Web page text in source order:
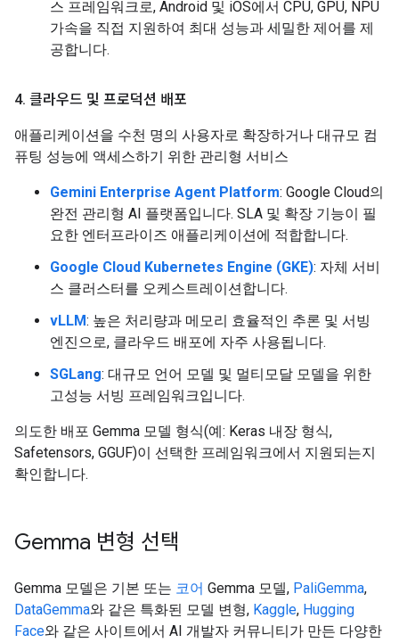
스 프레임워크로, Android 및 iOS에서 CPU, GPU, NPU
가속을 직접 지원하여 최대 성능과 세밀한 제어를 제
공합니다.
4. 클라우드 및 프로덕션 배포
애플리케이션을 수천 명의 사용자로 확장하거나 대규모 컴
퓨팅 성능에 액세스하기 위한 관리형 서비스
Gemini Enterprise Agent Platform: Google Cloud의
완전 관리형 AI 플랫폼입니다. SLA 및 확장 기능이 필
요한 엔터프라이즈 애플리케이션에 적합합니다.
Google Cloud Kubernetes Engine (GKE): 자체 서비
스 클러스터를 오케스트레이션합니다.
vLLM: 높은 처리량과 메모리 효율적인 추론 및 서빙
엔진으로, 클라우드 배포에 자주 사용됩니다.
SGLang: 대규모 언어 모델 및 멀티모달 모델을 위한
고성능 서빙 프레임워크입니다.
의도한 배포 Gemma 모델 형식(예: Keras 내장 형식,
Safetensors, GGUF)이 선택한 프레임워크에서 지원되는지
확인합니다.
Gemma 변형 선택
Gemma 모델은 기본 또는 코어 Gemma 모델, PaliGemma,
DataGemma와 같은 특화된 모델 변형, Kaggle, Hugging
Face와 같은 사이트에서 AI 개발자 커뮤니티가 만든 다양한